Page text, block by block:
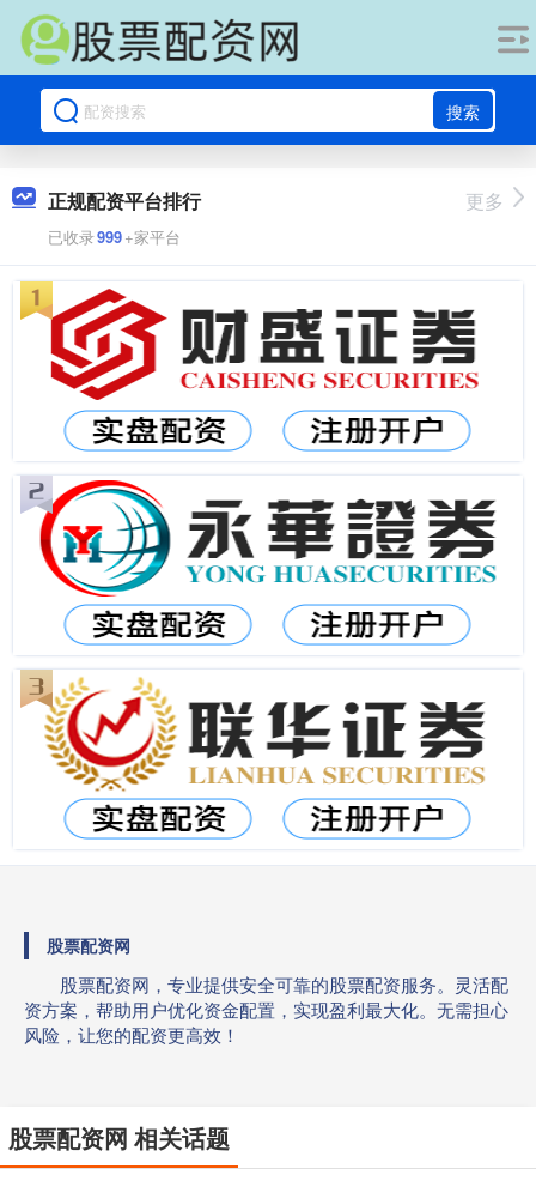
搜索
正规配资平台排行
已收录999+家平台
更多
股票配资网
股票配资网，专业提供安全可靠的股票配资服务。灵活配
资方案，帮助用户优化资金配置，实现盈利最大化。无需担心
风险，让您的配资更高效！
股票配资网 相关话题